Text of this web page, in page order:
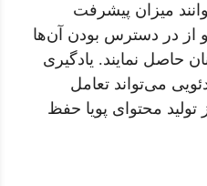
میزان پیشرفت
و از در دسترس بودن آن‌ها
حاصل نمایند. یادگیری
می‌تواند تعامل
تولید محتوای پویا حفظ